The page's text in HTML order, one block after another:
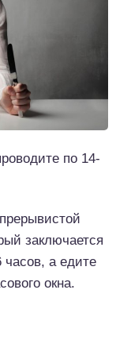
по 14-
заключается
часов, а едите
окна.